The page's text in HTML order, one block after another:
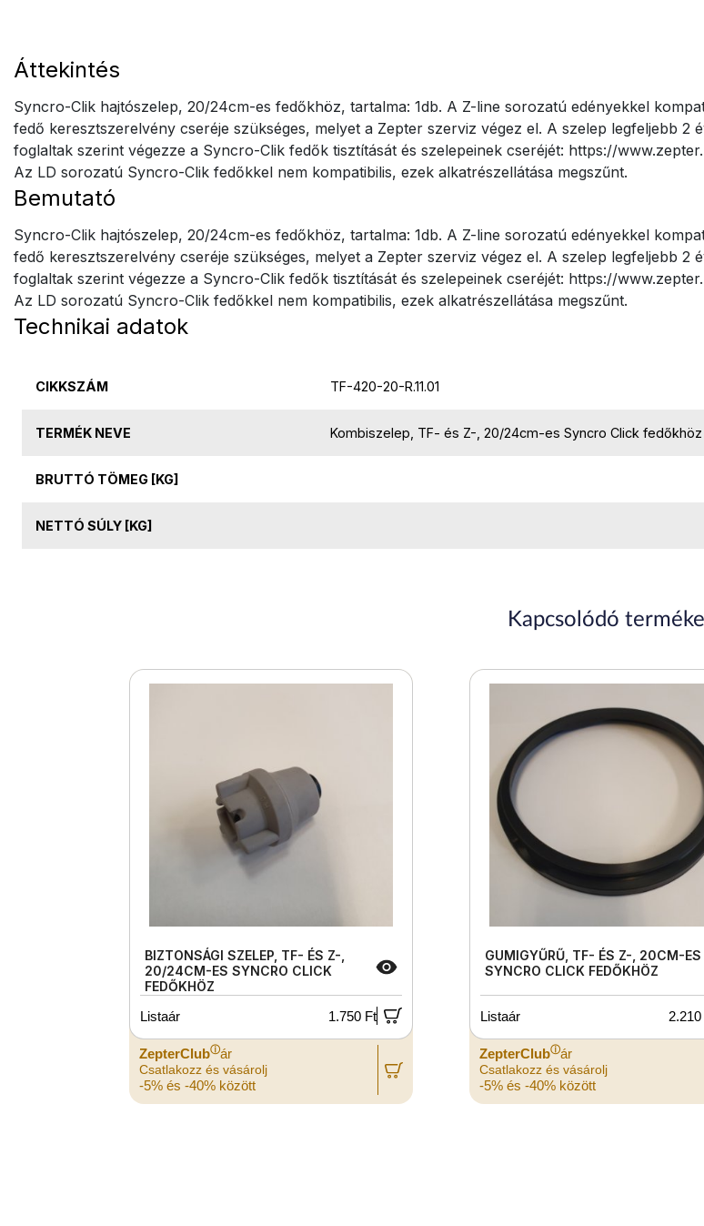
Áttekintés
Syncro-Clik hajtószelep, 20/24cm-es fedőkhöz, tartalma: 1db. A Z-line sorozatú edényekkel
fedő keresztszerelvény cseréje szükséges, melyet a Zepter szerviz végez el. A szelep legfeljebb
foglaltak szerint végezze a Syncro-Clik fedők tisztítását és szelepeinek cseréjét: https://
Az LD sorozatú Syncro-Clik fedőkkel nem kompatibilis, ezek alkatrészellátása megszűnt.
Bemutató
Syncro-Clik hajtószelep, 20/24cm-es fedőkhöz, tartalma: 1db. A Z-line sorozatú edényekkel
fedő keresztszerelvény cseréje szükséges, melyet a Zepter szerviz végez el. A szelep legfeljebb
foglaltak szerint végezze a Syncro-Clik fedők tisztítását és szelepeinek cseréjét: https://
Az LD sorozatú Syncro-Clik fedőkkel nem kompatibilis, ezek alkatrészellátása megszűnt.
Technikai adatok
CIKKSZÁM TF-420-20-R.11.01
TERMÉK NEVE Kombiszelep, TF- és Z-, 20/24cm-es Syncro Click fedőkhöz
BRUTTÓ TÖMEG [KG]
NETTÓ SÚLY [KG]
Kapcsolódó
BIZTONSÁGI SZELEP, TF- ÉS Z-,
20/24CM-ES SYNCRO CLICK
FEDŐKHÖZ
Listaár
1.750 Ft
ZepterClubⓘár
Csatlakozz és vásárolj
-5% és -40% között
GUMIGYŰRŰ, TF- ÉS Z-, 20CM-ES
SYNCRO CLICK FEDŐKHÖZ
Listaár
ZepterClubⓘár
Csatlakozz és vásárolj
-5% és -40% között